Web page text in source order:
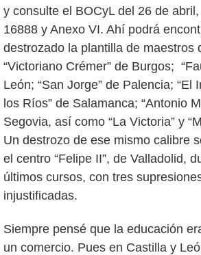
y consulte el BOCyL del 26 de
16888 y Anexo VI. Ahí podrá
destrozado la plantilla de maestros
“Victoriano Crémer” de Burgos;
León; “San Jorge” de Palencia; “El
los Ríos” de Salamanca; “Antonio
Segovia, así como “La Victoria” y
Un destrozo de ese mismo calibre
el centro “Felipe II”, de Valladolid,
últimos cursos, con tres
injustificadas.
Siempre pensé que la educación
un comercio. Pues en Castilla y